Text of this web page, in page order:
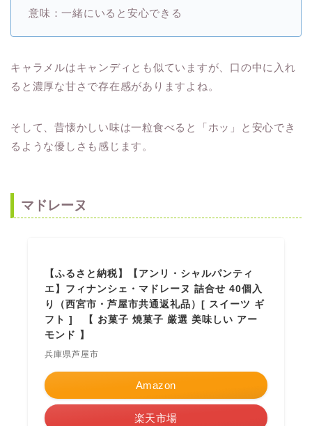
意味：一緒にいると安心できる
キャラメルはキャンディとも似ていますが、口の中に入れ
ると濃厚な甘さで存在感がありますよね。
そして、昔懐かしい味は一粒食べると「ホッ」と安心でき
るような優しさも感じます。
マドレーヌ
【ふるさと納税】【アンリ・シャルパンティ
エ】フィナンシェ・マドレーヌ 詰合せ 40個入
り（西宮市・芦屋市共通返礼品）[ スイーツ ギ
フト ] 【 お菓子 焼菓子 厳選 美味しい アー
モンド 】
兵庫県芦屋市
Amazon
楽天市場